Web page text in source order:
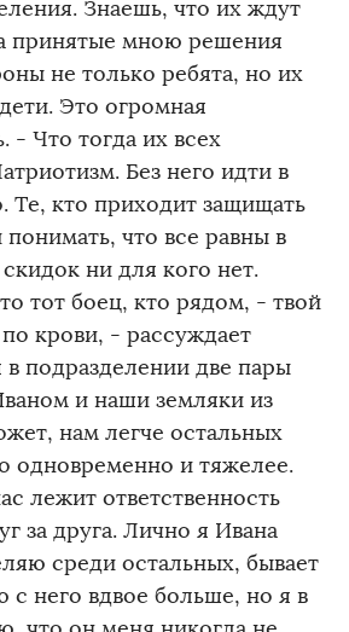
Знаешь, что их ждут
принятые мною решения
не только ребята, но их
Это огромная
- Что тогда их всех
Без него идти в
Те, кто приходит защищать
что все равны в
ни для кого нет.
тот боец, кто рядом, - твой
крови, - рассуждает
подразделении две пары
и наши земляки из
нам легче остальных
одновременно и тяжелее.
лежит ответственность
за друга. Лично я Ивана
среди остальных, бывает
с него вдвое больше, но я в